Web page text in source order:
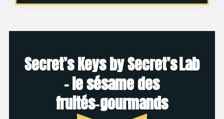
Secret’s Keys by Secret’s Lab
– le sésame des
fruités‑gourmands